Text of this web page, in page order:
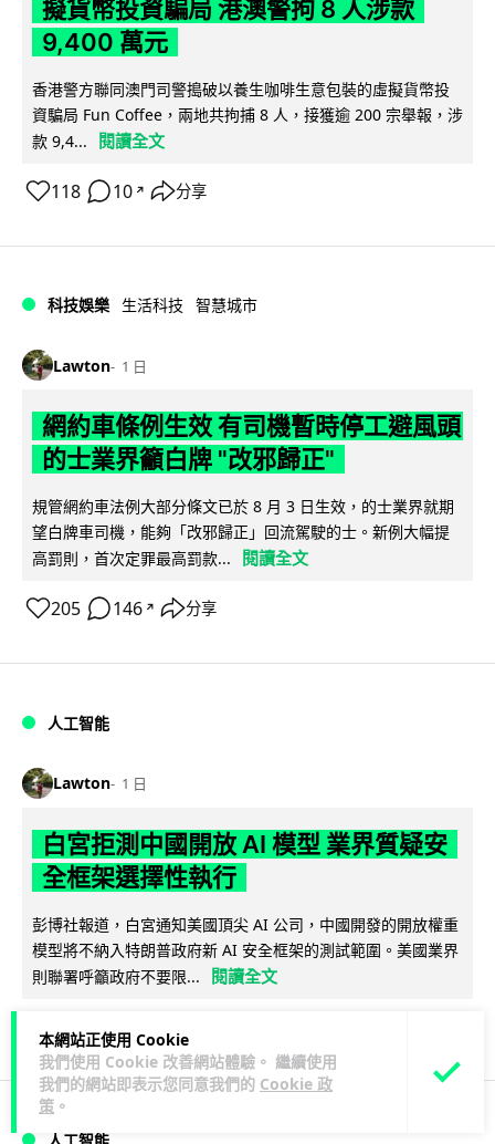
本網站正使用 Cookie
我們使用 Cookie 改善網站體驗。 繼續使用
我們的網站即表示您同意我們的 Cookie 政
策 。
擬貨幣投資騙局 港澳警拘 8 人涉款
9,400 萬元
香港警方聯同澳門司警搗破以養生咖啡生意包裝的虛擬貨幣投
資騙局 Fun Coffee，兩地共拘捕 8 人，接獲逾 200 宗舉報，涉
款 9,4...
閱讀全文
118 10 ↗ 分享
科技娛樂 生活科技 智慧城市
Lawton 1 日
網約車條例生效 有司機暫時停工避風頭
的士業界籲白牌 "改邪歸正"
規管網約車法例大部分條文已於 8 月 3 日生效，的士業界就期
望白牌車司機，能夠「改邪歸正」回流駕駛的士。新例大幅提
高罰則，首次定罪最高罰款...
閱讀全文
205 146 ↗ 分享
人工智能
Lawton 1 日
白宮拒測中國開放 AI 模型 業界質疑安
全框架選擇性執行
彭博社報道，白宮通知美國頂尖 AI 公司，中國開發的開放權重
模型將不納入特朗普政府新 AI 安全框架的測試範圍。美國業界
則聯署呼籲政府不要限...
閱讀全文
44 21
人工智能